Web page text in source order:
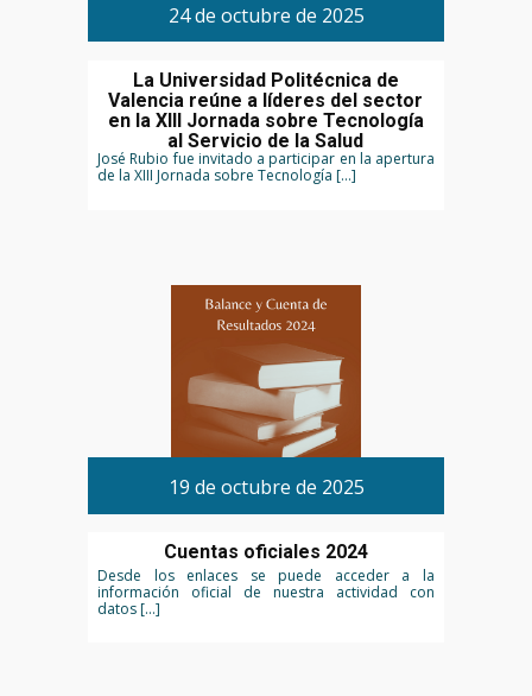
24 de octubre de 2025
La Universidad Politécnica de
Valencia reúne a líderes del sector
en la XIII Jornada sobre Tecnología
al Servicio de la Salud
José Rubio fue invitado a participar en la apertura
de la XIII Jornada sobre Tecnología […]
19 de octubre de 2025
Cuentas oficiales 2024
Desde los enlaces se puede acceder a la
información oficial de nuestra actividad con
datos […]